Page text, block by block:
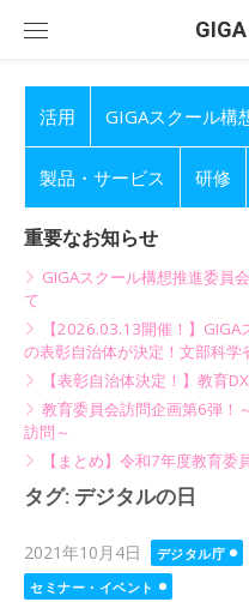
活用 GIGAスクール構
製品・サービス 研修
重要なお知らせ
GIGAスクール構想推進委員
て
【2026.03.13開催！】
の表彰自治体が決定！文部科学
【表彰自治体決定！】教育
教育委員会訪問企画第6弾
訪問～
【まとめ】令和7年度教育委
タグ: デジタルの日
Posted
on
2021年10月4日 デジタル庁
セミナー・イベント